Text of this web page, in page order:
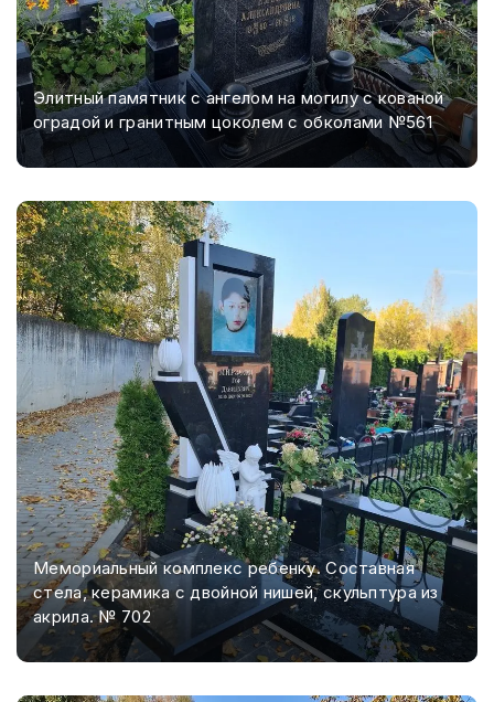
Элитный памятник с ангелом на могилу с кованой
оградой и гранитным цоколем с обколами №561
Мемориальный комплекс ребенку. Составная
стела, керамика с двойной нишей, скульптура из
акрила. № 702